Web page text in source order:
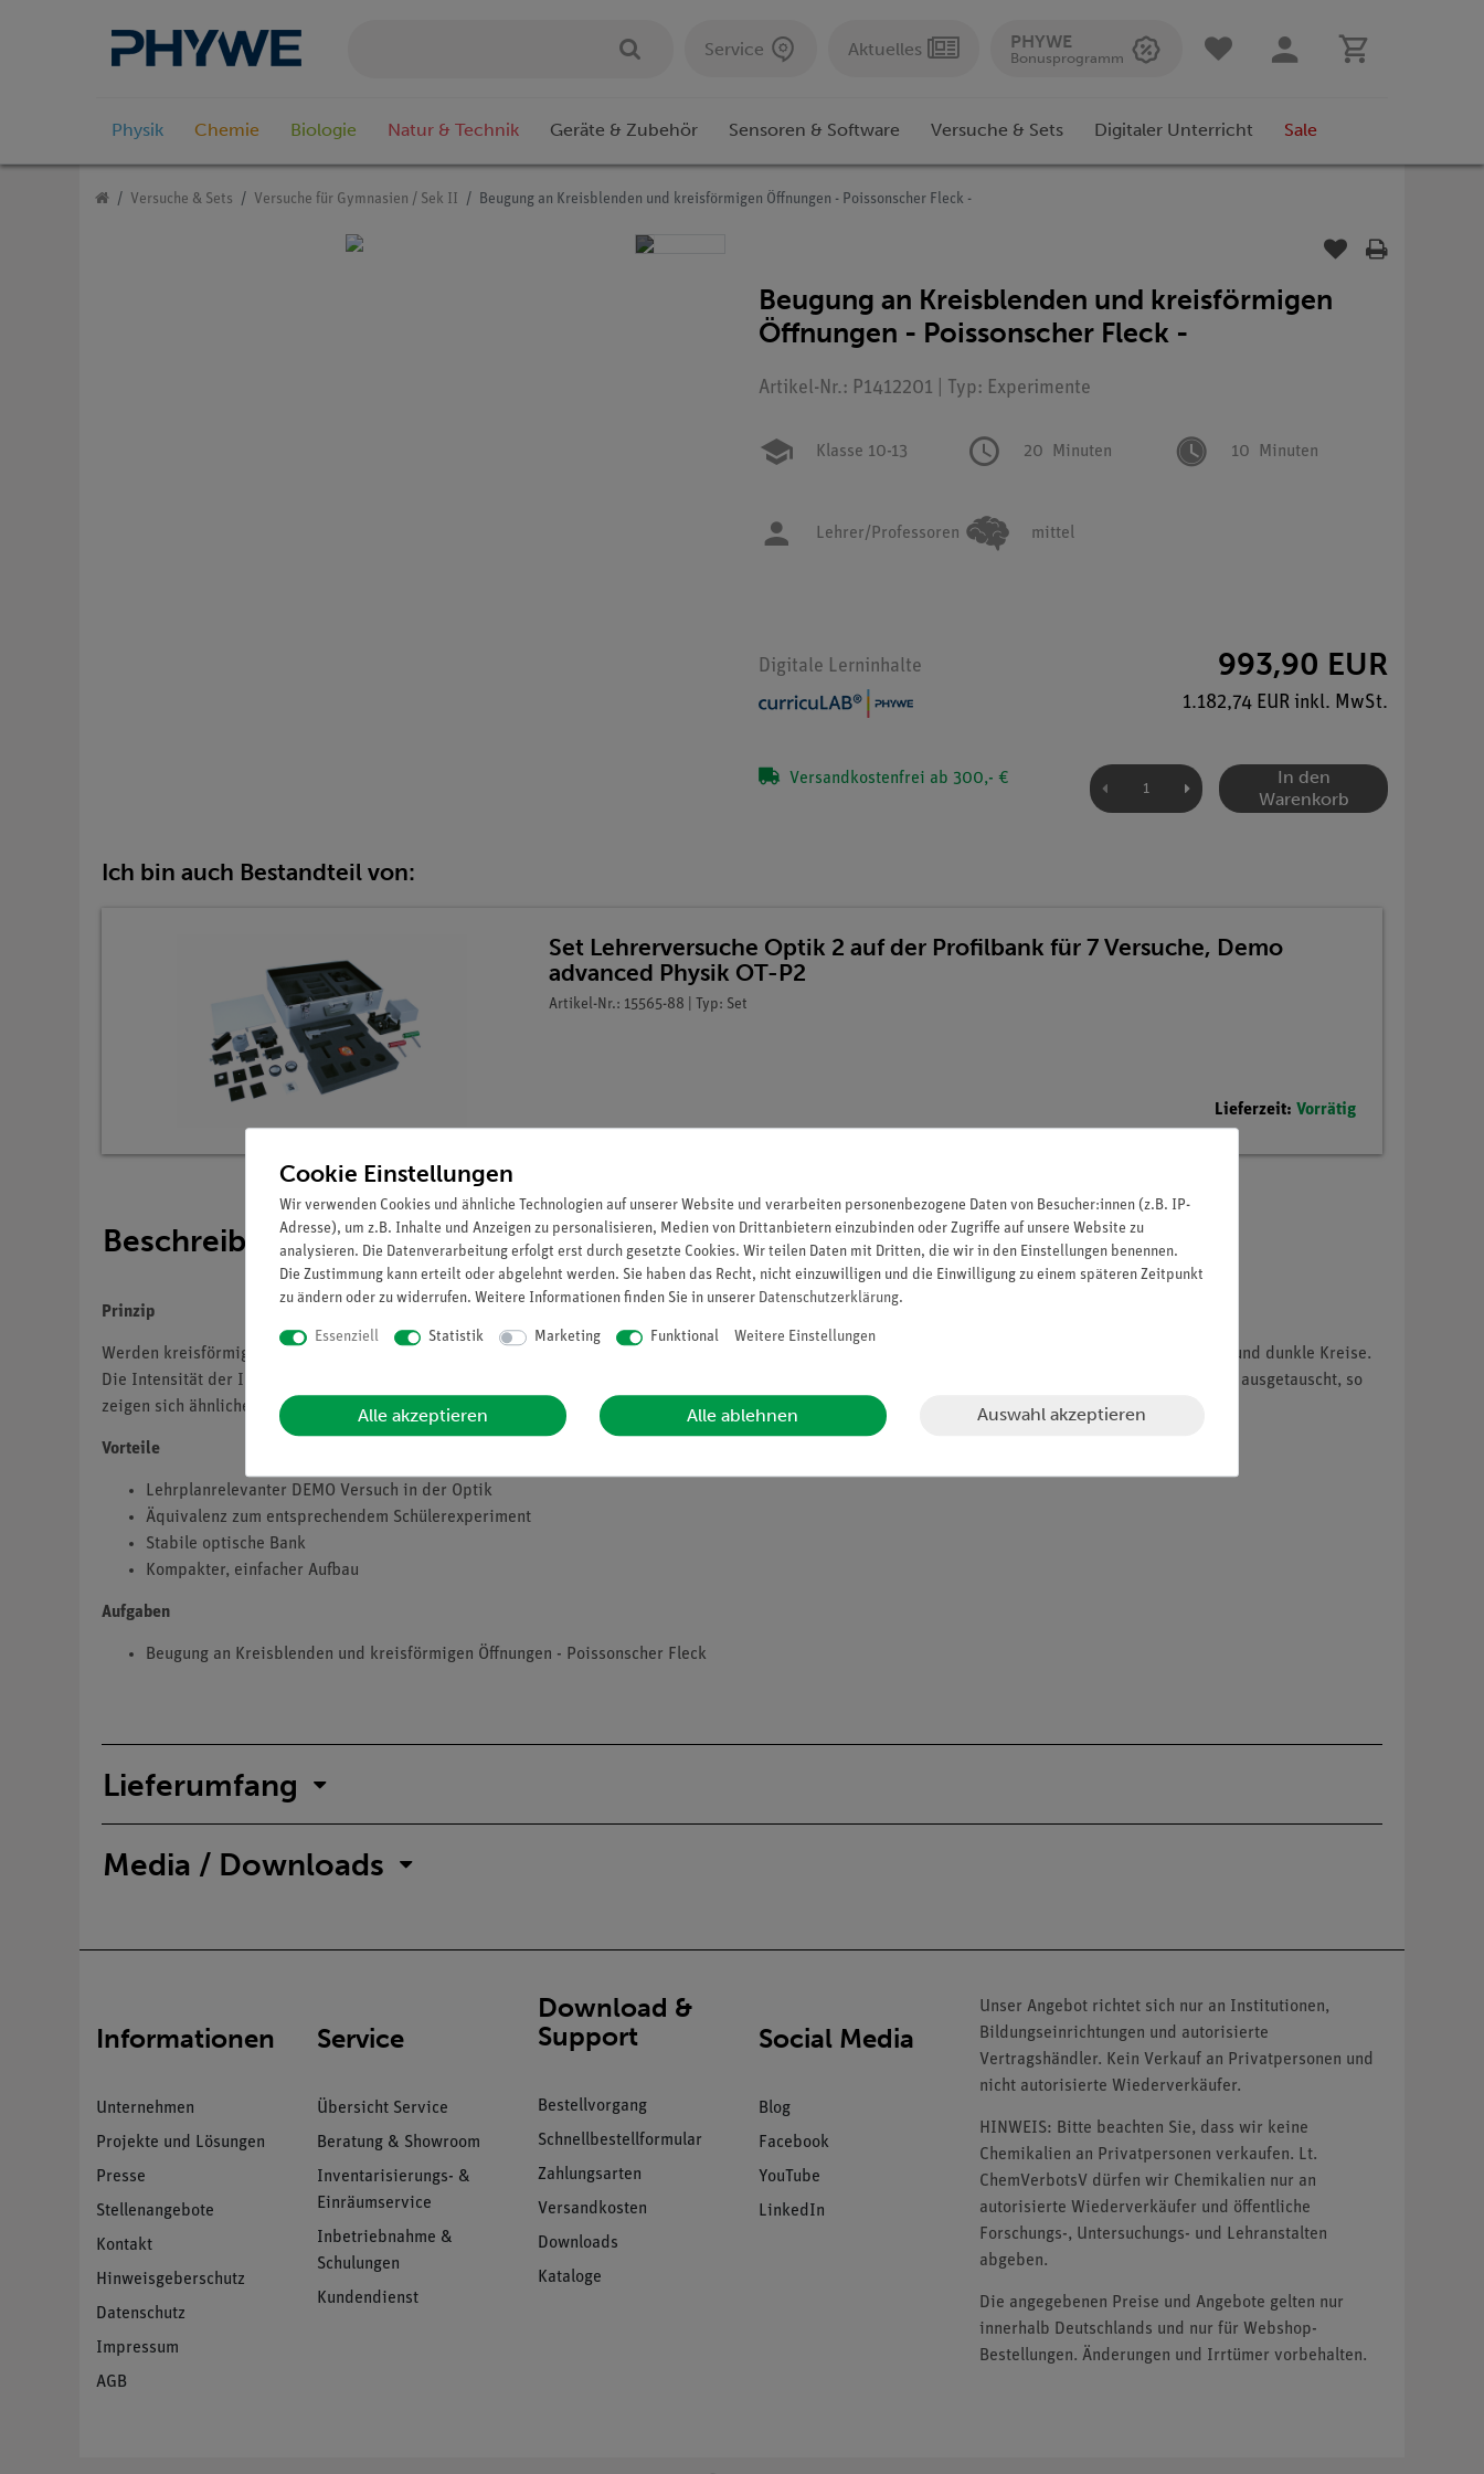
Service Aktuelles PHYWE
Bonusprogramm
Physik Chemie Biologie Natur & Technik Geräte & Zubehör Sensoren & Software Versuche & Sets Digitaler Unterricht Sale
Versuche & Sets Versuche für Gymnasien / Sek II Beugung an Kreisblenden und kreisförmigen Öffnungen - Poissonscher Fleck -
Beugung an Kreisblenden und kreisförmigen
Öffnungen - Poissonscher Fleck -
Artikel-Nr.: P1412201 | Typ: Experimente
Klasse 10-13 20 Minuten 10 Minuten
Lehrer/Professoren mittel
Digitale Lerninhalte 993,90 EUR
1.182,74 EUR inkl. MwSt.
Versandkostenfrei ab 300,- €
In den
Warenkorb
Ich bin auch Bestandteil von:
Set Lehrerversuche Optik 2 auf der Profilbank für 7 Versuche, Demo
advanced Physik OT-P2
Artikel-Nr.: 15565-88 | Typ: Set
Lieferzeit: Vorrätig
Beschreibung
Prinzip
Werden kreisförmige Öffnungen mit kohärentem Licht beleuchtet, so entstehen dahinter durch Beugung und Interferenz abwechselnd konzentrische helle und dunkle Kreise.
Die Intensität der Interferenzmaxima nimmt mit zunehmender Entfernung von Zentrum rasch ab.Werden die kreisförmigen Öffnungen gegen Kreisblenden ausgetauscht, so
zeigen sich ähnliche Interferenzmuster. An jedem Ort auf der Mittelachse des geometrischen Schattenbereichs ist immer Helligkeit zu beobachten.
Vorteile
Lehrplanrelevanter DEMO Versuch in der Optik
Äquivalenz zum entsprechendem Schülerexperiment
Stabile optische Bank
Kompakter, einfacher Aufbau
Aufgaben
Beugung an Kreisblenden und kreisförmigen Öffnungen - Poissonscher Fleck
Lieferumfang
Media / Downloads
Informationen
Unternehmen
Projekte und Lösungen
Presse
Stellenangebote
Kontakt
Hinweisgeberschutz
Datenschutz
Impressum
AGB
Service
Übersicht Service
Beratung & Showroom
Inventarisierungs- &
Einräumservice
Inbetriebnahme &
Schulungen
Kundendienst
Download &
Support
Bestellvorgang
Schnellbestellformular
Zahlungsarten
Versandkosten
Downloads
Kataloge
Social Media
Blog
Facebook
YouTube
LinkedIn
Unser Angebot richtet sich nur an Institutionen,
Bildungseinrichtungen und autorisierte
Vertragshändler. Kein Verkauf an Privatpersonen und
nicht autorisierte Wiederverkäufer.
HINWEIS: Bitte beachten Sie, dass wir keine
Chemikalien an Privatpersonen verkaufen. Lt.
ChemVerbotsV dürfen wir Chemikalien nur an
autorisierte Wiederverkäufer und öffentliche
Forschungs-, Untersuchungs- und Lehranstalten
abgeben.
Die angegebenen Preise und Angebote gelten nur
innerhalb Deutschlands und nur für Webshop-
Bestellungen. Änderungen und Irrtümer vorbehalten.
Cookie Einstellungen
Wir verwenden Cookies und ähnliche Technologien auf unserer Website und verarbeiten personenbezogene Daten von Besucher:innen (z.B. IP-
Adresse), um z.B. Inhalte und Anzeigen zu personalisieren, Medien von Drittanbietern einzubinden oder Zugriffe auf unsere Website zu
analysieren. Die Datenverarbeitung erfolgt erst durch gesetzte Cookies. Wir teilen Daten mit Dritten, die wir in den Einstellungen benennen.
Die Zustimmung kann erteilt oder abgelehnt werden. Sie haben das Recht, nicht einzuwilligen und die Einwilligung zu einem späteren Zeitpunkt
zu ändern oder zu widerrufen. Weitere Informationen finden Sie in unserer Daten­schutz­erklärung.
Essenziell Statistik Marketing Funktional Weitere Einstellungen
Alle akzeptieren Alle ablehnen Auswahl akzeptieren